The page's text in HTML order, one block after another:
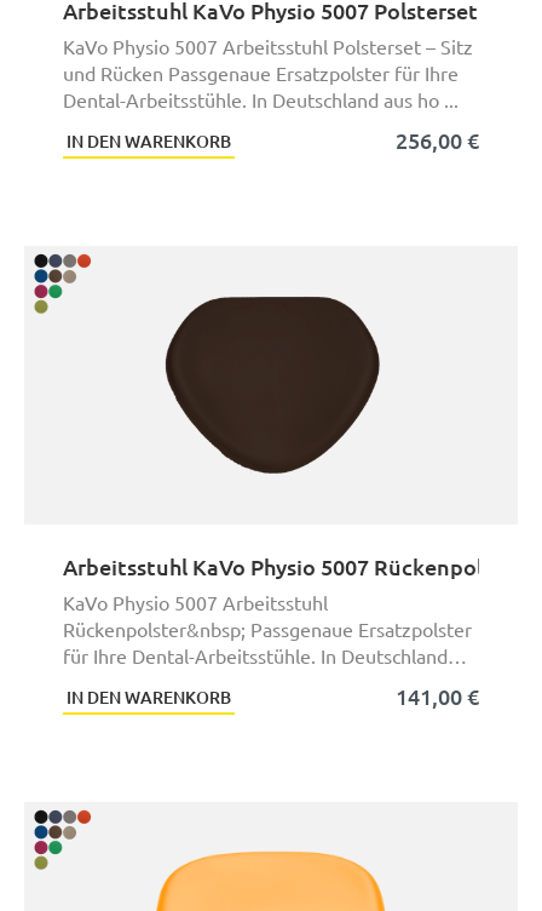
Arbeitsstuhl KaVo Physio 5007 Polsterset
KaVo Physio 5007 Arbeitsstuhl Polsterset – Sitz
und Rücken Passgenaue Ersatzpolster für Ihre
Dental-Arbeitsstühle. In Deutschland aus ho ...
256,00 €
IN DEN WARENKORB
Arbeitsstuhl KaVo Physio 5007 Rückenpolster
KaVo Physio 5007 Arbeitsstuhl
Rückenpolster&nbsp; Passgenaue Ersatzpolster
für Ihre Dental-Arbeitsstühle. In Deutschland
141,00 €
IN DEN WARENKORB